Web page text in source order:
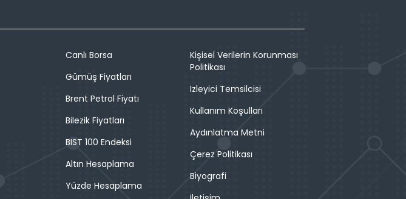
Canlı Borsa
Gümüş Fiyatları
Brent Petrol Fiyatı
Bilezik Fiyatları
BIST 100 Endeksi
Altın Hesaplama
Yüzde Hesaplama
Kişisel Verilerin Korunması
Politikası
İzleyici Temsilcisi
Kullanım Koşulları
Aydınlatma Metni
Çerez Politikası
Biyografi